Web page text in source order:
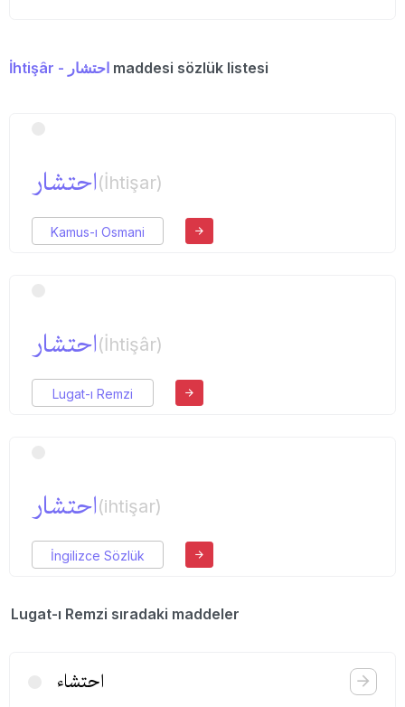
İhtişâr - احتشار maddesi sözlük listesi
احتشار(İhtişar)
Kamus-ı Osmani
احتشار(İhtişâr)
Lugat-ı Remzi
احتشار(ihtişar)
İngilizce Sözlük
Lugat-ı Remzi sıradaki maddeler
احتشاء